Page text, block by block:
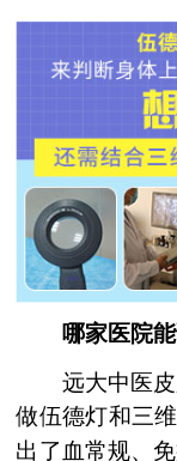
哪家医院能
远大中医皮
做伍德灯和三
出了血常规、